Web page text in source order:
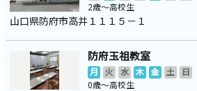
2歳～高校生
山口県防府市高井１１１５－１
防府玉祖教室
月 火 水 木 金 土
日
0歳～高校生